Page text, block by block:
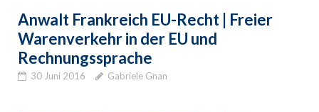
Anwalt Frankreich EU-Recht | Freier
Warenverkehr in der EU und
Rechnungssprache
30 Juni 2016 Gabriele Gnan